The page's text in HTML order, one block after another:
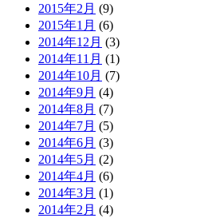
2015年2月 (9)
2015年1月 (6)
2014年12月 (3)
2014年11月 (1)
2014年10月 (7)
2014年9月 (4)
2014年8月 (7)
2014年7月 (5)
2014年6月 (3)
2014年5月 (2)
2014年4月 (6)
2014年3月 (1)
2014年2月 (4)